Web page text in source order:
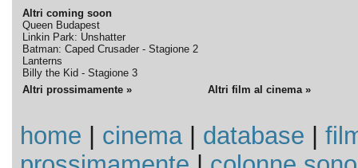
Altri coming soon
Queen Budapest
Linkin Park: Unshatter
Batman: Caped Crusader - Stagione 2
Lanterns
Billy the Kid - Stagione 3
Altri prossimamente » Altri film al cinema »
home cinema| database